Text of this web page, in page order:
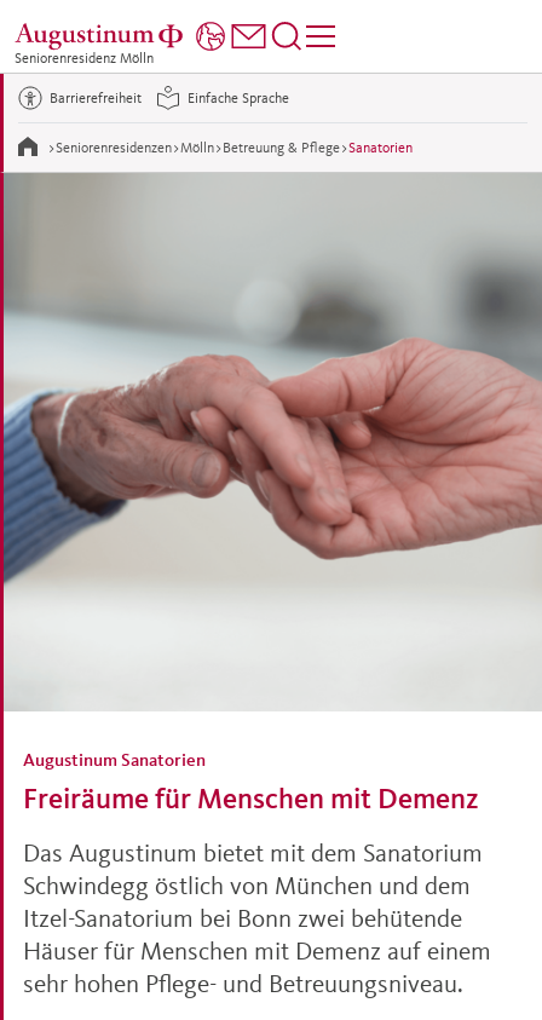
Seniorenresidenz Mölln
>Seniorenresidenzen>Mölln> Betreuung & Pflege>Sanatorien
Barrierefreiheit Einfache Sprache
Freiräume für Menschen mit Demenz
Augustinum Sanatorien
Das Augustinum bietet mit dem Sanatorium
Schwindegg östlich von München und dem
Itzel-Sanatorium bei Bonn zwei behütende
Häuser für Menschen mit Demenz auf einem
sehr hohen Pflege- und Betreuungsniveau.